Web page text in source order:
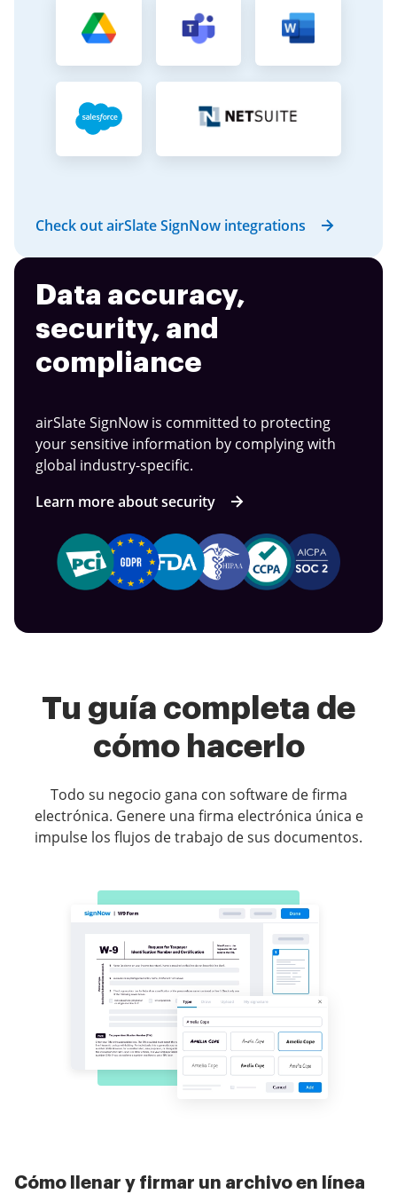
Check out airSlate SignNow integrations
Data accuracy,
security, and
compliance
airSlate SignNow is committed to protecting
your sensitive information by complying with
global industry-specific.
Learn more about security
Tu guía completa de
cómo hacerlo
Todo su negocio gana con software de firma
electrónica. Genere una firma electrónica única e
impulse los flujos de trabajo de sus documentos.
Cómo llenar y firmar un archivo en línea